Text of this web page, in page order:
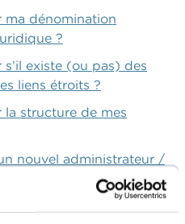
dénomination
?
existe (ou pas) des
liens étroits ?
structure de mes
nouvel administrateur /